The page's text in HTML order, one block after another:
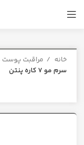
خانه مراقبت پوست
سرم مو 7 کاره پنتن